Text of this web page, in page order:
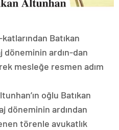
Batıkan
ardın-dan
mesleğe resmen adım
oğlu Batıkan
döneminin ardından
törenle avukatlık